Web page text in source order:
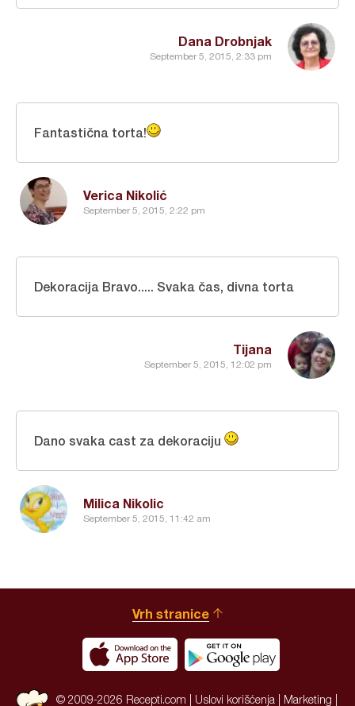
Dana Drobnjak
September 5, 2015, 2:33 pm
Verica Nikolić
September 5, 2015, 2:22 pm
Fantastična torta!
Tijana
September 5, 2015, 12:02 pm
Dekoracija Bravo..... Svaka čas, divna torta
Milica Nikolic
September 5, 2015, 11:42 am
Dano svaka cast za dekoraciju
Vrh stranice
© 2009-2026 Recepti.com | Uslovi korišćenja Marketing